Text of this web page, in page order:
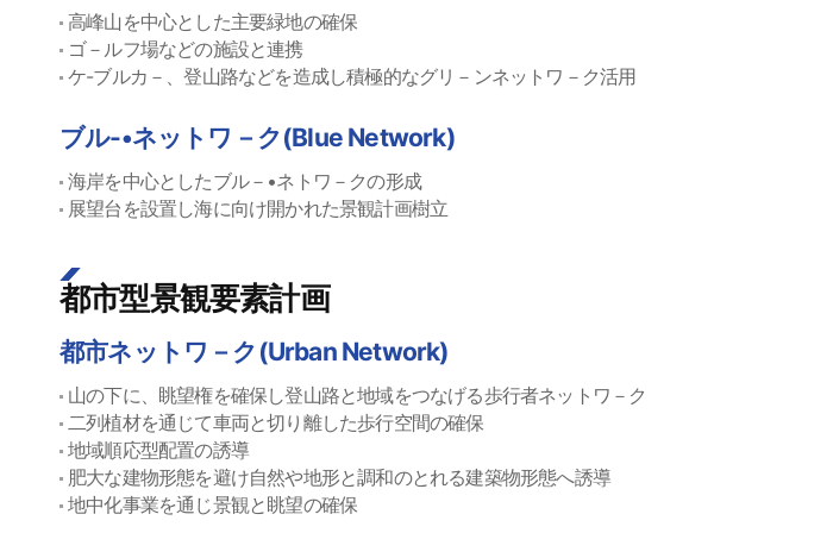
高峰山を中心とした主要緑地の確保
ゴ－ルフ場などの施設と連携
ケ-ブルカ－、登山路などを造成し積極的なグリ－ンネットワ－ク活用
ブル-•ネットワ－ク(Blue Network)
海岸を中心としたブル－•ネトワ－クの形成
展望台を設置し海に向け開かれた景観計画樹立
都市型景観要素計画
都市ネットワ－ク(Urban Network)
山の下に、眺望権を確保し登山路と地域をつなげる歩行者ネットワ－ク
二列植材を通じて車両と切り離した歩行空間の確保
地域順応型配置の誘導
肥大な建物形態を避け自然や地形と調和のとれる建築物形態へ誘導
地中化事業を通じ景観と眺望の確保